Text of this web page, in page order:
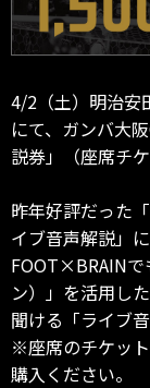
4/2（土）明治安
にて、ガンバ大
説券」（座席チ
昨年好評だった
イブ音声解説」
FOOT×BRAINで
ン）」を活用し
聞ける「ライブ
※座席のチケッ
購入ください。